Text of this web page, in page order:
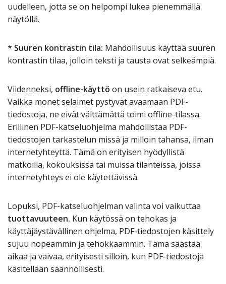
uudelleen, jotta se on helpompi lukea pienemmällä
näytöllä.
* Suuren kontrastin tila: Mahdollisuus käyttää suuren
kontrastin tilaa, jolloin teksti ja tausta ovat selkeämpiä.
Viidenneksi, offline-käyttö on usein ratkaiseva etu.
Vaikka monet selaimet pystyvät avaamaan PDF-
tiedostoja, ne eivät välttämättä toimi offline-tilassa.
Erillinen PDF-katseluohjelma mahdollistaa PDF-
tiedostojen tarkastelun missä ja milloin tahansa, ilman
internetyhteyttä. Tämä on erityisen hyödyllistä
matkoilla, kokouksissa tai muissa tilanteissa, joissa
internetyhteys ei ole käytettävissä.
Lopuksi, PDF-katseluohjelman valinta voi vaikuttaa
tuottavuuteen. Kun käytössä on tehokas ja
käyttäjäystävällinen ohjelma, PDF-tiedostojen käsittely
sujuu nopeammin ja tehokkaammin. Tämä säästää
aikaa ja vaivaa, erityisesti silloin, kun PDF-tiedostoja
käsitellään säännöllisesti.